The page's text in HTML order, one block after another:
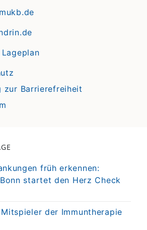
zur Barrierefreiheit
früh erkennen:
startet den Herz Check
der Immuntherapie